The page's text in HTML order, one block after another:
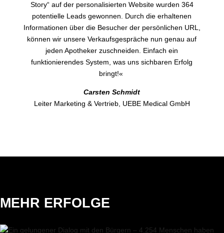
Story“ auf der personalisierten Website wurden 364
potentielle Leads gewonnen. Durch die erhaltenen
Informationen über die Besucher der persönlichen URL,
können wir unsere Verkaufsgespräche nun genau auf
jeden Apotheker zuschneiden. Einfach ein
funktionierendes System, was uns sichbaren Erfolg
bringt!«
Carsten Schmidt
Leiter Marketing & Vertrieb, UEBE Medical GmbH
MEHR ERFOLGE